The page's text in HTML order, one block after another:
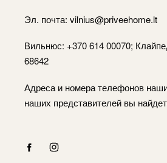
Эл. почта: vilnius@priveehome.lt
Вильнюс: +370 614 00070;
68642
Адреса и номера телефонов
наших представителей вы